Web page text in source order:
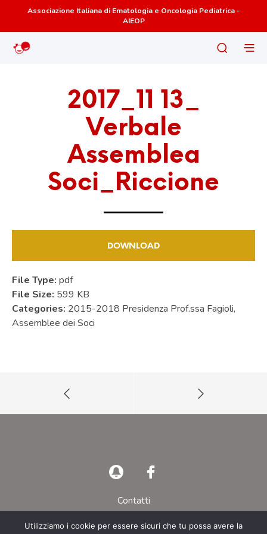
Associazione Italiana di Ematologia e Oncologia Pediatrica -
AIEOP
2017_11 13_
Verbale
Assemblea
Soci_Riccione
DOWNLOAD
File Type: pdf
File Size: 599 KB
Categories: 2015-2018 Presidenza Prof.ssa Fagioli,
Assemblee dei Soci
Contatti
Utilizziamo i cookie per essere sicuri che tu possa avere la